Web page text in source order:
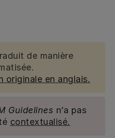
de manière
originale en anglais.
Guidelines n’a pas
contextualisé.